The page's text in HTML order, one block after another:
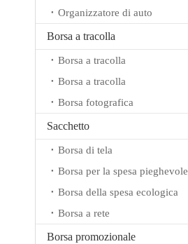
Organizzatore di auto
Borsa a tracolla
Borsa a tracolla
Borsa a tracolla
Borsa fotografica
Sacchetto
Borsa di tela
Borsa per la spesa pieghevole
Borsa della spesa ecologica
Borsa a rete
Borsa promozionale